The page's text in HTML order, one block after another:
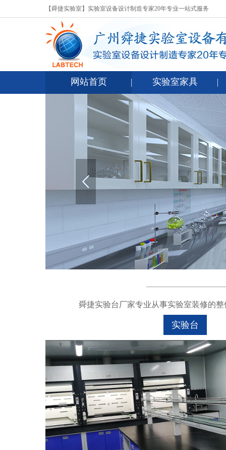
【舜捷实验室】实验室设备设计制造专家20年专业一站式服务
网站首页 实验室家具
舜捷实验台厂家专业从事实验室装修的
实验台